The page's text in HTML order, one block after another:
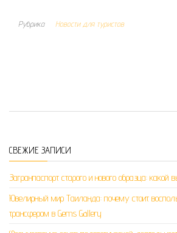
Рубрика Новости для туристов
СВЕЖИЕ ЗАПИСИ
Загранпаспорт старого и нового образца:
Ювелирный мир Таиланда: почему стоит
трансфером в Gems Gallery